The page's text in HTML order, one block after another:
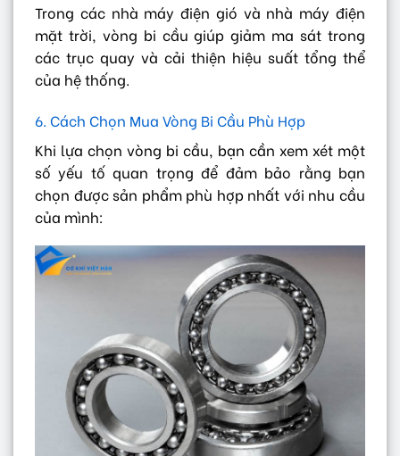
Trong các nhà máy điện gió và nhà máy điện
mặt trời, vòng bi cầu giúp giảm ma sát trong
các trục quay và cải thiện hiệu suất tổng thể
của hệ thống.
6. Cách Chọn Mua Vòng Bi Cầu Phù Hợp
Khi lựa chọn vòng bi cầu, bạn cần xem xét một
số yếu tố quan trọng để đảm bảo rằng bạn
chọn được sản phẩm phù hợp nhất với nhu cầu
của mình: